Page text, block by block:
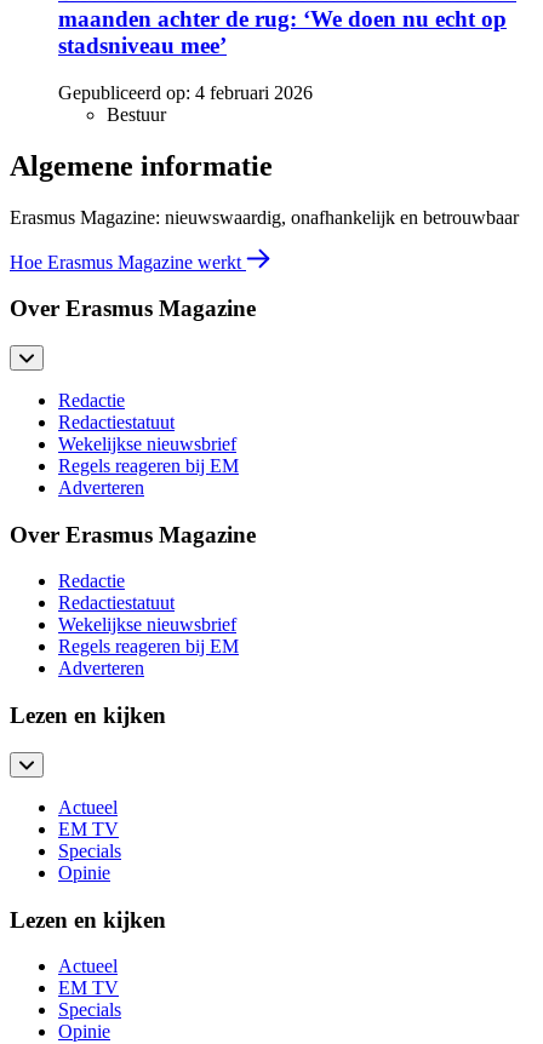
maanden achter de rug: ‘We doen nu echt op
stadsniveau mee’
Gepubliceerd op: 4 februari 2026
Bestuur
Algemene informatie
Erasmus Magazine: nieuwswaardig, onafhankelijk en betrouwbaar
Hoe Erasmus Magazine werkt
Over Erasmus Magazine
Redactie
Redactiestatuut
Wekelijkse nieuwsbrief
Regels reageren bij EM
Adverteren
Over Erasmus Magazine
Redactie
Redactiestatuut
Wekelijkse nieuwsbrief
Regels reageren bij EM
Adverteren
Lezen en kijken
Actueel
EM TV
Specials
Opinie
Lezen en kijken
Actueel
EM TV
Specials
Opinie